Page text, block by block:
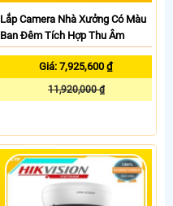
Lắp Camera Nhà Xưởng Có Màu
Ban Đêm Tích Hợp Thu Âm
Giá: 7,925,600 ₫
11,920,000 ₫